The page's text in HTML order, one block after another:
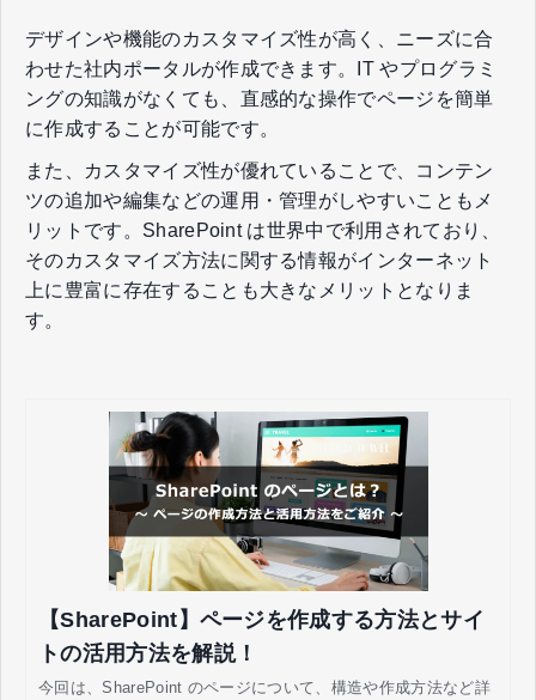
デザインや機能のカスタマイズ性が高く、ニーズに合
わせた社内ポータルが作成できます。IT やプログラミ
ングの知識がなくても、直感的な操作でページを簡単
に作成することが可能です。
また、カスタマイズ性が優れていることで、コンテン
ツの追加や編集などの運用・管理がしやすいこともメ
リットです。SharePoint は世界中で利用されており、
そのカスタマイズ方法に関する情報がインターネット
上に豊富に存在することも大きなメリットとなりま
す。
【SharePoint】ページを作成する方法とサイ
トの活用方法を解説！
今回は、SharePoint のページについて、構造や作成方法など詳